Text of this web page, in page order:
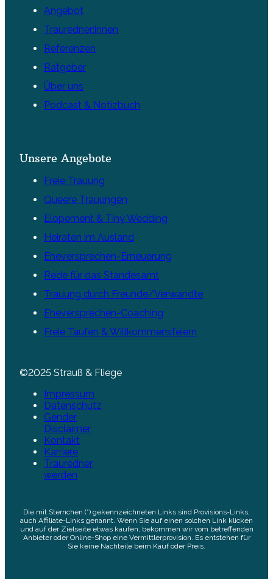
Angebot
Trauredner:innen
Referenzen
Ratgeber
Über uns
Podcast & Notizbuch
Unsere Angebote
Freie Trauung
Queere Trauungen
Elopement & Tiny Wedding
Heiraten im Ausland
Eheversprechen-Erneuerung
Rede für das Standesamt
Trauung durch Freunde/Verwandte
Eheversprechen-Coaching
Freie Taufen & Willkommensfeiern
©2025 Strauß & Fliege
Impressum
Datenschutz
Gender
Disclaimer
Kontakt
Karriere
Trauredner
werden
Die mit Sternchen (*) gekennzeichneten Links sind Provisions-Links,
auch Affiliate-Links genannt. Wenn Sie auf einen solchen Link klicken
und auf der Zielseite etwas kaufen, bekommen wir vom betreffenden
Anbieter oder Online-Shop eine Vermittlerprovision. Es entstehen für
Sie keine Nachteile beim Kauf oder Preis.